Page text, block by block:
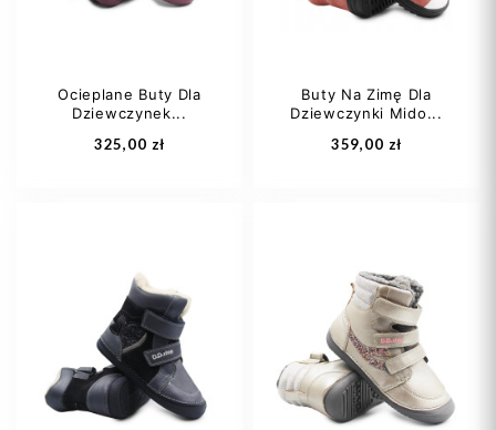
Dodaj do koszyka Dodaj do koszyka
Ocieplane Buty Dla
Dziewczynek...
325,00 zł
29 31
Buty Na Zimę Dla
Dziewczynki Mido...
359,00 zł
32
34